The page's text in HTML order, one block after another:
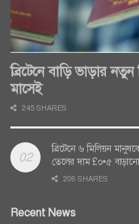
ব্রিটেনে বাড়ি ভাড়ার
মাসেই
245 SHARES
ব্রিটেনে ৬ মিলিয়ন
তেলের দাম £০•৫
206 SHARES
Recent News